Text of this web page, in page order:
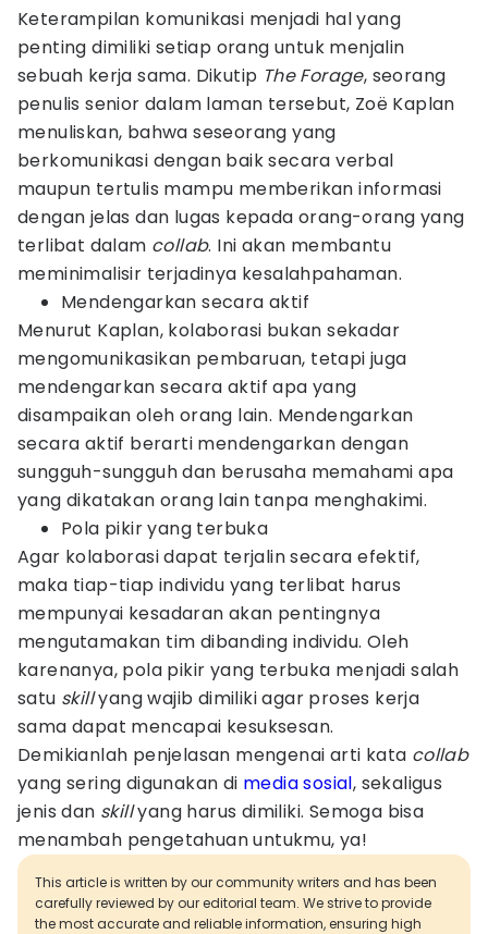
Keterampilan komunikasi menjadi hal yang
penting dimiliki setiap orang untuk menjalin
sebuah kerja sama. Dikutip The Forage, seorang
penulis senior dalam laman tersebut, Zoë Kaplan
menuliskan, bahwa seseorang yang
berkomunikasi dengan baik secara verbal
maupun tertulis mampu memberikan informasi
dengan jelas dan lugas kepada orang-orang yang
terlibat dalam collab. Ini akan membantu
meminimalisir terjadinya kesalahpahaman.
Mendengarkan secara aktif
Menurut Kaplan, kolaborasi bukan sekadar
mengomunikasikan pembaruan, tetapi juga
mendengarkan secara aktif apa yang
disampaikan oleh orang lain. Mendengarkan
secara aktif berarti mendengarkan dengan
sungguh-sungguh dan berusaha memahami apa
yang dikatakan orang lain tanpa menghakimi.
Pola pikir yang terbuka
Agar kolaborasi dapat terjalin secara efektif,
maka tiap-tiap individu yang terlibat harus
mempunyai kesadaran akan pentingnya
mengutamakan tim dibanding individu. Oleh
karenanya, pola pikir yang terbuka menjadi salah
satu skillyang wajib dimiliki agar proses kerja
sama dapat mencapai kesuksesan.
Demikianlah penjelasan mengenai arti kata collab
yang sering digunakan di media sosial, sekaligus
jenis dan skillyang harus dimiliki. Semoga bisa
menambah pengetahuan untukmu, ya!
This article is written by our community writers and has been
carefully reviewed by our editorial team. We strive to provide
the most accurate and reliable information, ensuring high